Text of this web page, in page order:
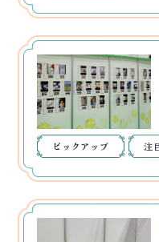
ピックアップ 注